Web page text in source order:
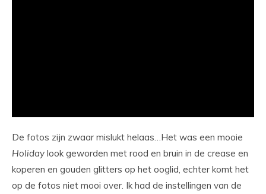
De fotos zijn zwaar mislukt helaas…Het was een mooie
Holiday look geworden met rood en bruin in de crease en
koperen en gouden glitters op het ooglid, echter komt het
op de fotos niet mooi over. Ik had de instellingen van de